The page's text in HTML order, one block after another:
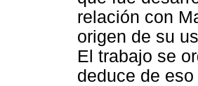
relación con
origen de su
El trabajo se
deduce de